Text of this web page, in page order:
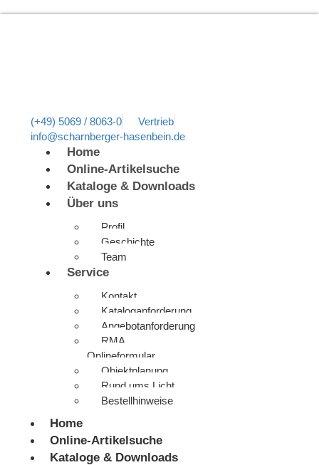
(+49) 5069 / 8063-0
Vertrieb
info@scharnberger-hasenbein.de
Home
Online-Artikelsuche
Kataloge & Downloads
Über uns
Profil
Geschichte
Team
Service
Kontakt
Kataloganforderung
Angebotanforderung
RMA
Onlineformular
Objektplanung
Rund ums Licht
Bestellhinweise
Home
Online-Artikelsuche
Kataloge & Downloads